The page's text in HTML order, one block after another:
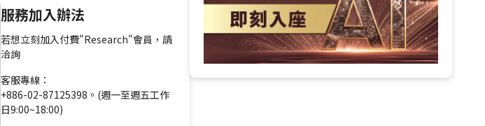
服務加入辦法
若想立刻加入付費"Research"會員，請
洽詢
客服專線：
+886-02-87125398。(週一至週五工作
日9:00~18:00)